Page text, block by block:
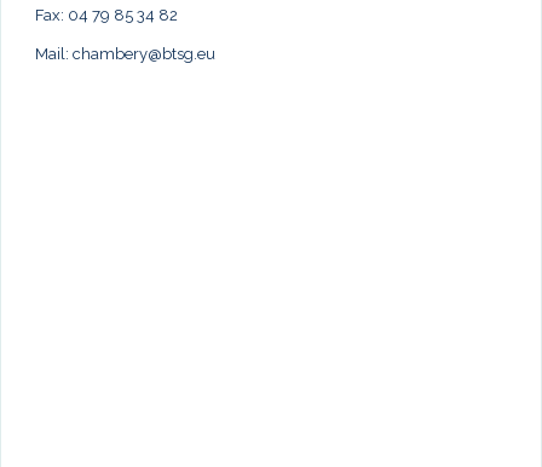
Fax: 04 79 85 34 82
Mail: chambery@btsg.eu